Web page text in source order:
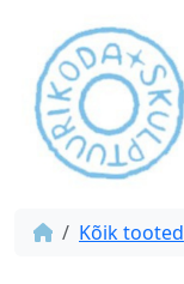
Kõik tooted